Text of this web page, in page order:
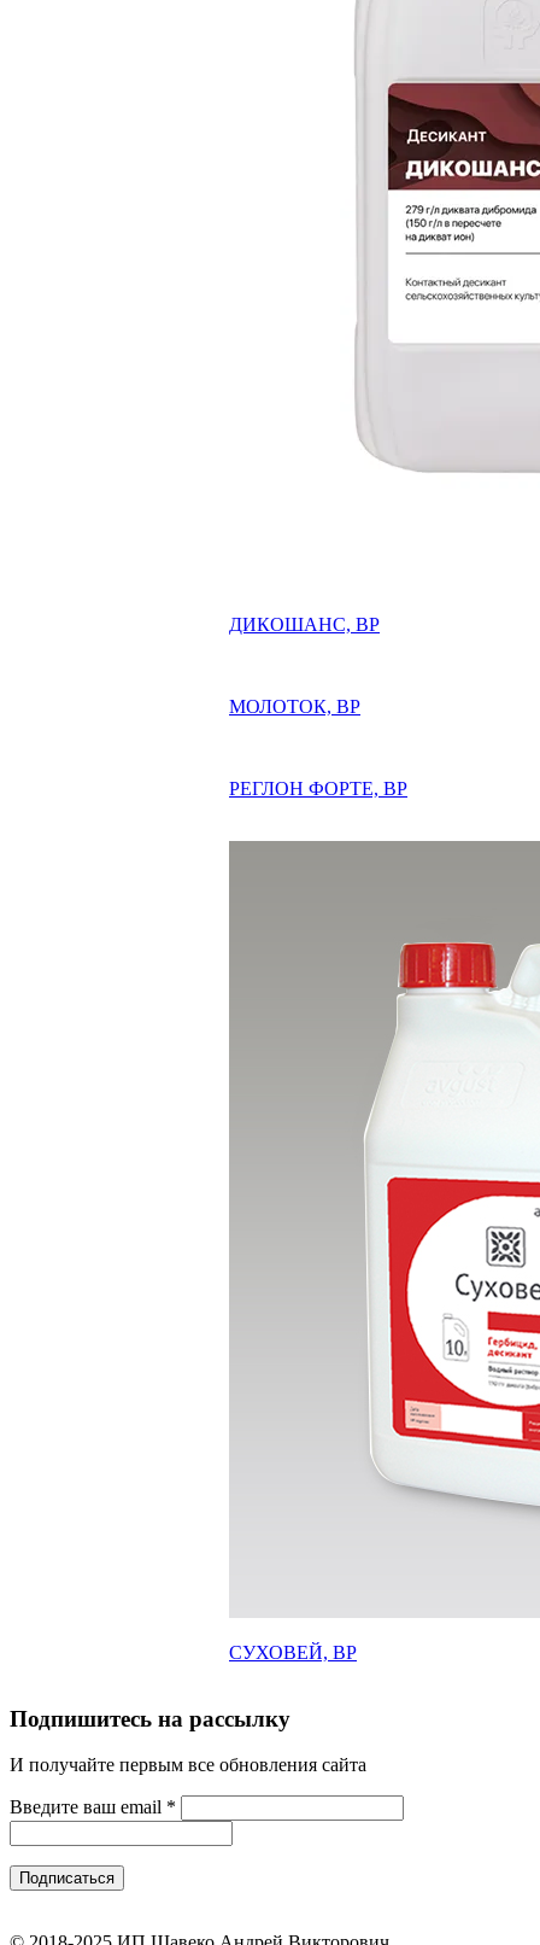
ДИКОШАНС, ВР
МОЛОТОК, ВР
РЕГЛОН ФОРТЕ, ВР
СУХОВЕЙ, ВР
Подпишитесь на рассылку
И получайте первым все обновления сайта
Введите ваш email *